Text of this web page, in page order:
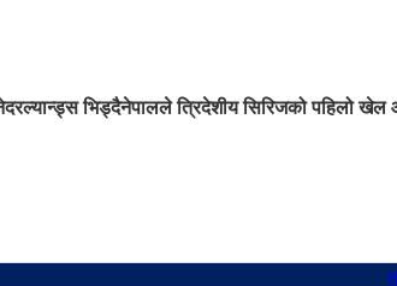
भिड्दैनेपालले त्रिदेशीय सिरिजको पहिलो खेल